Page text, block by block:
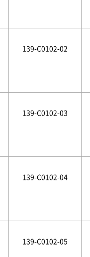
139-C0102-02
139-C0102-03
139-C0102-04
139-C0102-05